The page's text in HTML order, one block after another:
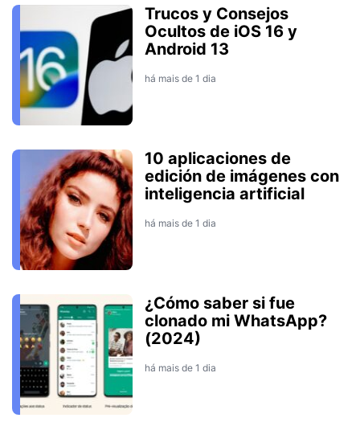
Trucos y Consejos
Ocultos de iOS 16 y
Android 13
há mais de 1 dia
10 aplicaciones de
edición de imágenes con
inteligencia artificial
há mais de 1 dia
¿Cómo saber si fue
clonado mi WhatsApp?
(2024)
há mais de 1 dia